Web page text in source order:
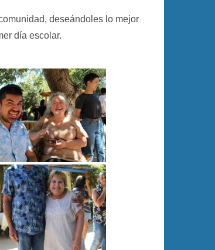
deseándoles lo mejor
día escolar.